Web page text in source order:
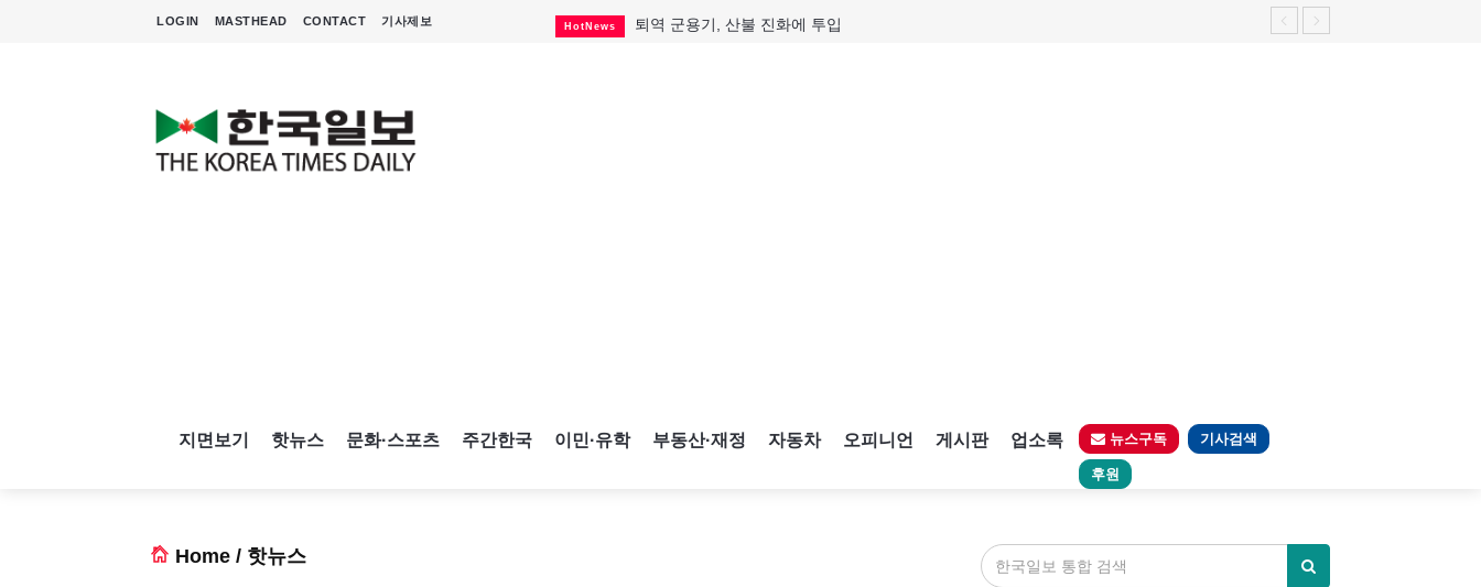
LOGIN MASTHEAD CONTACT 기사제보 HotNews 퇴역 군용기, 산불 진화에 투입
지면보기 핫뉴스 문화·스포츠 주간한국 이민·유학 부동산·재정 자동차 오피니언 게시판 업소록 뉴스구독 기사검색
후원
Home / 핫뉴스